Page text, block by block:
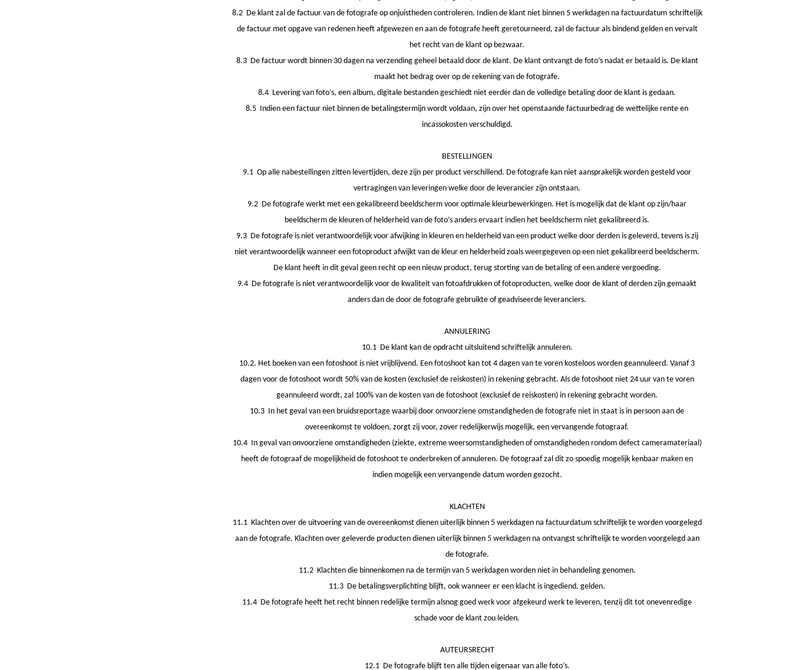
8.2 De klant zal de factuur van de fotografe op onjuistheden controleren. Indien de klant niet binnen 5 werkdagen na factuurdatum schriftelijk
de factuur met opgave van redenen heeft afgewezen en aan de fotografe heeft geretourneerd, zal de factuur als bindend gelden en vervalt
het recht van de klant op bezwaar.
8.3 De factuur wordt binnen 30 dagen na verzending geheel betaald door de klant. De klant ontvangt de foto’s nadat er betaald is. De klant
maakt het bedrag over op de rekening van de fotografe.
8.4 Levering van foto’s, een album, digitale bestanden geschiedt niet eerder dan de volledige betaling door de klant is gedaan.
8.5 Indien een factuur niet binnen de betalingstermijn wordt voldaan, zijn over het openstaande factuurbedrag de wettelijke rente en
incassokosten verschuldigd.
BESTELLINGEN
9.1 Op alle nabestellingen zitten levertijden, deze zijn per product verschillend. De fotografe kan niet aansprakelijk worden gesteld voor
vertragingen van leveringen welke door de leverancier zijn ontstaan.
9.2 De fotografe werkt met een gekalibreerd beeldscherm voor optimale kleurbewerkingen. Het is mogelijk dat de klant op zijn/haar
beeldscherm de kleuren of helderheid van de foto’s anders ervaart indien het beeldscherm niet gekalibreerd is.
9.3 De fotografe is niet verantwoordelijk voor afwijking in kleuren en helderheid van een product welke door derden is geleverd, tevens is zij
niet verantwoordelijk wanneer een fotoproduct afwijkt van de kleur en helderheid zoals weergegeven op een niet gekalibreerd beeldscherm.
De klant heeft in dit geval geen recht op een nieuw product, terug storting van de betaling of een andere vergoeding.
9.4 De fotografe is niet verantwoordelijk voor de kwaliteit van fotoafdrukken of fotoproducten, welke door de klant of derden zijn gemaakt
anders dan de door de fotografe gebruikte of geadviseerde leveranciers.
ANNULERING
10.1 De klant kan de opdracht uitsluitend schriftelijk annuleren.
10.2. Het boeken van een fotoshoot is niet vrijblijvend. Een fotoshoot kan tot 4 dagen van te voren kosteloos worden geannuleerd. Vanaf 3
dagen voor de fotoshoot wordt 50% van de kosten (exclusief de reiskosten) in rekening gebracht. Als de fotoshoot niet 24 uur van te voren
geannuleerd wordt, zal 100% van de kosten van de fotoshoot (exclusief de reiskosten) in rekening gebracht worden.
10.3 In het geval van een bruidsreportage waarbij door onvoorziene omstandigheden de fotografe niet in staat is in persoon aan de
overeenkomst te voldoen, zorgt zij voor, zover redelijkerwijs mogelijk, een vervangende fotograaf.
10.4 In geval van onvoorziene omstandigheden (ziekte, extreme weersomstandigheden of omstandigheden rondom defect cameramateriaal)
heeft de fotograaf de mogelijkheid de fotoshoot te onderbreken of annuleren. De fotograaf zal dit zo spoedig mogelijk kenbaar maken en
indien mogelijk een vervangende datum worden gezocht.
KLACHTEN
11.1 Klachten over de uitvoering van de overeenkomst dienen uiterlijk binnen 5 werkdagen na factuurdatum schriftelijk te worden voorgelegd
aan de fotografe. Klachten over geleverde producten dienen uiterlijk binnen 5 werkdagen na ontvangst schriftelijk te worden voorgelegd aan
de fotografe.
11.2 Klachten die binnenkomen na de termijn van 5 werkdagen worden niet in behandeling genomen.
11.3 De betalingsverplichting blijft, ook wanneer er een klacht is ingediend, gelden.
11.4 De fotografe heeft het recht binnen redelijke termijn alsnog goed werk voor afgekeurd werk te leveren, tenzij dit tot onevenredige
schade voor de klant zou leiden.
AUTEURSRECHT
12.1 De fotografe blijft ten alle tijden eigenaar van alle foto’s.